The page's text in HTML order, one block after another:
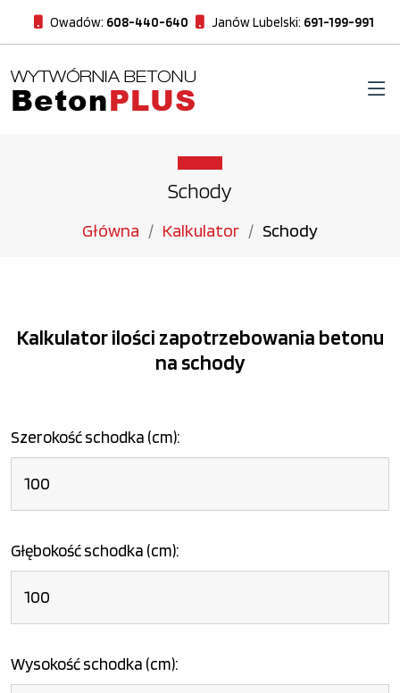
Owadów: 608-440-640 Janów Lubelski: 691-199-991
Schody
Główna Kalkulator Schody
Kalkulator ilości zapotrzebowania betonu
na schody
Szerokość schodka (cm):
Głębokość schodka (cm):
Wysokość schodka (cm):